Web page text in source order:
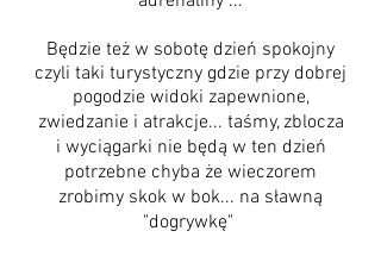
Będzie też w sobotę dzień spokojny
czyli taki turystyczny gdzie przy dobrej
pogodzie widoki zapewnione,
zwiedzanie i atrakcje... taśmy, zblocza
i wyciągarki nie będą w ten dzień
potrzebne chyba że wieczorem
zrobimy skok w bok... na sławną
"dogrywkę"